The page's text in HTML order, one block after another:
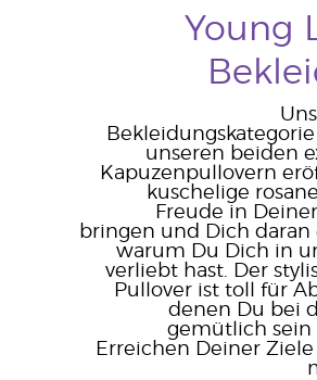
Young
unseren beiden
Kapuzenpullovern
kuschelige
Freude in
bringen und Dich daran
warum Du Dich in
verliebt hast. Der
Pullover ist toll für
denen Du bei
gemütlich sein
Erreichen Deiner